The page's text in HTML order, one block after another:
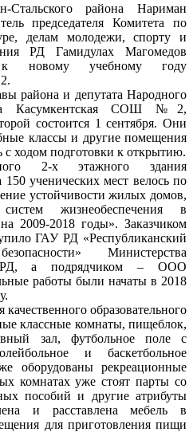
Стальского района Нариман
председателя Комитета по
делам молодежи, спорту и
РД Гамидулах Магомедов
к новому учебному году
района и депутата Народного
Касумкентская СОШ №2,
состоится 1 сентября. Они
классы и другие помещения
с ходом подготовки к открытию.
2-х этажного здания
ученических мест велось по
устойчивости жилых домов,
жизнеобеспечения в
2009-2018 годы». Заказчиком
ГАУ РД «Республиканский
Министерства
а подрядчиком – ООО
работы были начаты в 2018
образовательного
классные комнаты, пищеблок,
зал, футбольное поле с
и баскетбольное
оборудованы рекреационные
комнатах уже стоят парты со
пособий и другие атрибуты
и расставлена мебель в
для приготовления пищи